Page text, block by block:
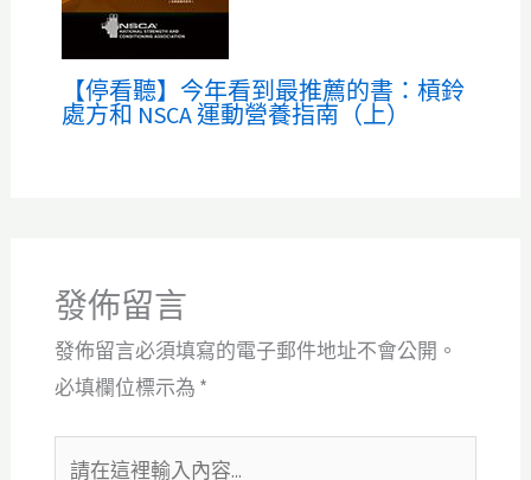
【停看聽】今年看到最推薦的書：槓鈴
處方和 NSCA 運動營養指南（上）
發佈留言
發佈留言必須填寫的電子郵件地址不會公開。
必填欄位標示為 *